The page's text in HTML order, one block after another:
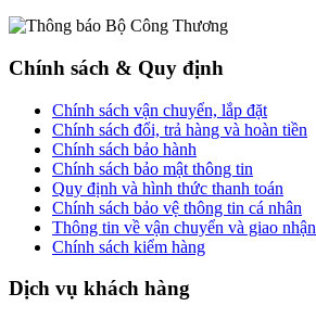
Chính sách & Quy định
Chính sách vận chuyển, lắp đặt
Chính sách đổi, trả hàng và hoàn tiền
Chính sách bảo hành
Chính sách bảo mật thông tin
Quy định và hình thức thanh toán
Chính sách bảo vệ thông tin cá nhân
Thông tin về vận chuyển và giao nhận
Chính sách kiểm hàng
Dịch vụ khách hàng